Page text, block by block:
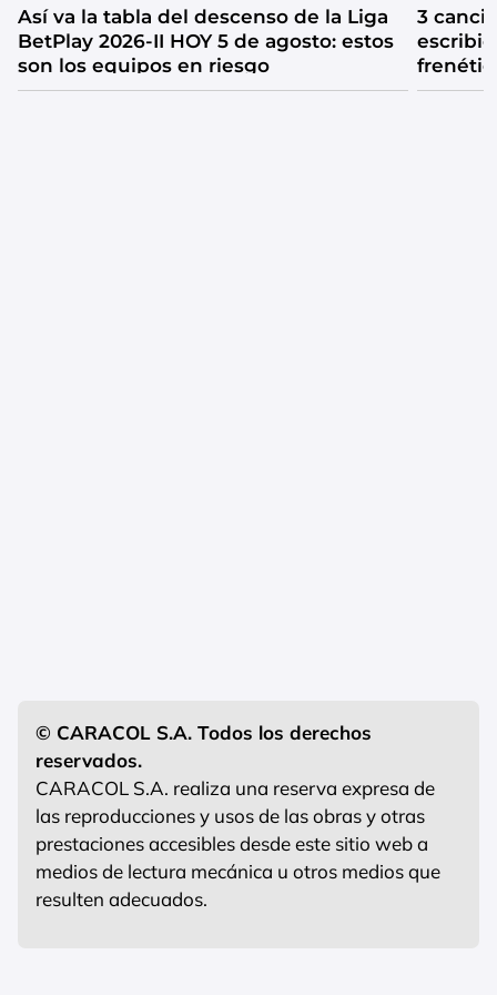
Así va la tabla del descenso de la Liga
BetPlay 2026-II HOY 5 de agosto: estos
son los equipos en riesgo
3
© CARACOL S.A. Todos los derechos
reservados.
CARACOL S.A. realiza una reserva expresa de
las reproducciones y usos de las obras y otras
prestaciones accesibles desde este sitio web a
medios de lectura mecánica u otros medios que
resulten adecuados.